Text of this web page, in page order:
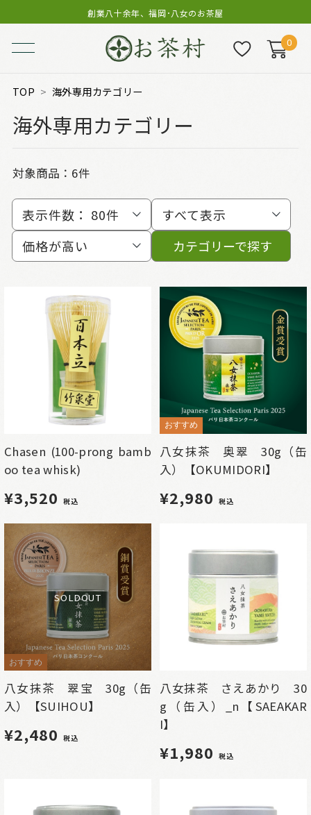
創業八十余年、福岡･八女のお茶屋
0
TOP 海外専用カテゴリー
海外専用カテゴリー
対象商品： 6件
表示件数： 80件
すべて表示
価格が高い
カテゴリーで探す
Chasen (100-prong bamb
oo tea whisk)
¥3,520 税込
おすすめ
八女抹茶 奥翠 30g（缶
入）【OKUMIDORI】
¥2,980 税込
SOLDOUT
おすすめ
八女抹茶 翠宝 30g（缶
入）【SUIHOU】
¥2,480 税込
八女抹茶 さえあかり 30
g（缶入）_n【SAEAKAR
I】
¥1,980 税込